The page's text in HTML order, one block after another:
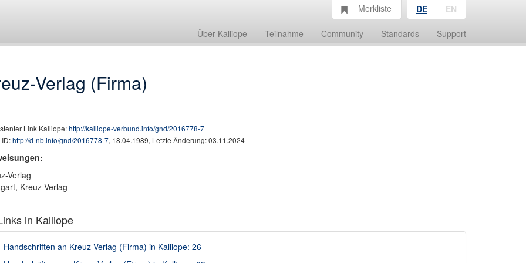
Über Kalliope Teilnahme Community Standards Support
Merkliste DE EN
Verlag (Firma)
Link Kalliope:http://kalliope-verbund.info/gnd/2016778-7
http://d-nb.info/gnd/2016778-7, 18.04.1989, Letzte Änderung: 03.11.2024
Verlag
Kreuz-Verlag
in Kalliope
Handschriften an Kreuz-Verlag (Firma) in Kalliope: 26